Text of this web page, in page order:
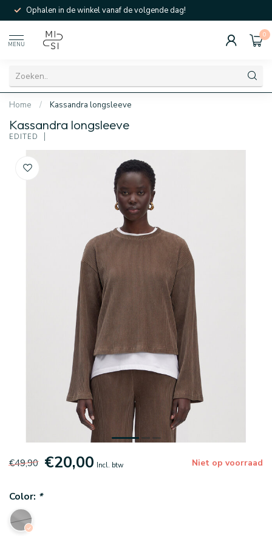
Ophalen in de winkel vanaf de volgende dag!
MENU
0
Home / Kassandra longsleeve
Kassandra longsleeve
EDITED
€49,90 €20,00 Incl. btw Niet op voorraad
Color: *